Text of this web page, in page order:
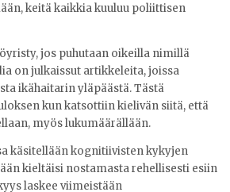
keitä kaikkia kuuluu poliittisen
jos puhutaan oikeilla nimillä
on julkaissut artikkeleita, joissa
ikähaitarin yläpäästä. Tästä
kun katsottiin kielivän siitä, että
myös lukumäärällään.
käsitellään kognitiivisten kykyjen
kieltäisi nostamasta rehellisesti esiin
laskee viimeistään